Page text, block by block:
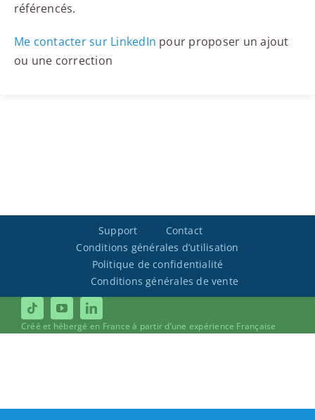
référencés.
Me contacter sur LinkedIn pour proposer un ajout
ou une correction
Support
Contact
Conditions générales d’utilisation
Politique de confidentialité
Conditions générales de vente
Créé et hébergé en France à partir d’une expérience Française